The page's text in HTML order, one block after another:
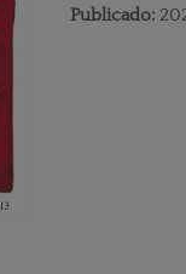
Publicado: